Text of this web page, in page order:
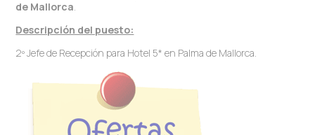
de Mallorca.
Descripción del puesto:
2º Jefe de Recepción para Hotel 5* en Palma de Mallorca.